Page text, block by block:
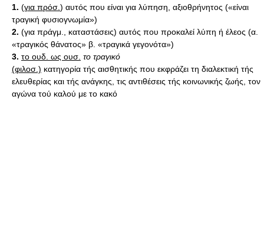
1. (για πρόσ. ) αυτός που είναι για λύπηση, αξιοθρήνητος («είναι
τραγική φυσιογνωμία»)
2. (για πράγμ., καταστάσεις) αυτός που προκαλεί λύπη ή έλεος (α.
«τραγικός θάνατος» β. «τραγικά γεγονότα»)
3. το ουδ. ως ουσ. το τραγικό
(φιλοσ.) κατηγορία τής αισθητικής που εκφράζει τη διαλεκτική τής
ελευθερίας και τής ανάγκης, τις αντιθέσεις τής κοινωνικής ζωής, τον
αγώνα τού καλού με το κακό